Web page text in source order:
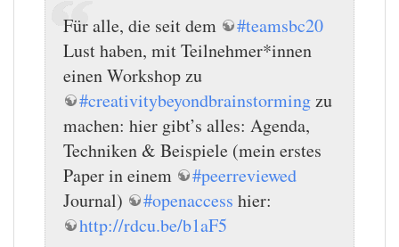
Für alle, die seit dem
#teamsbc20
Lust haben, mit Teilnehmer*innen
einen Workshop zu
#creativitybeyondbrainstormingzu
machen: hier gibt’s alles: Agenda,
Techniken & Beispiele (mein erstes
Paper in einem
#peerreviewed
Journal)
#openaccess hier:
http://rdcu.be/b1aF5